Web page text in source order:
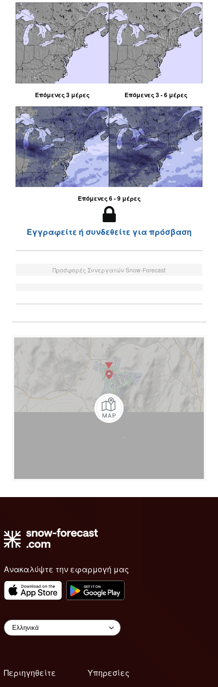
Επόμενες 3 μέρες Επόμενες 3 - 6 μέρες
Επόμενες 6 - 9 μέρες
Εγγραφείτε ή συνδεθείτε για πρόσβαση
Προσφορές Συνεργατών Snow-Forecast
Ανακαλύψτε την εφαρμογή μας
Περιηγηθείτε
Υπηρεσίες